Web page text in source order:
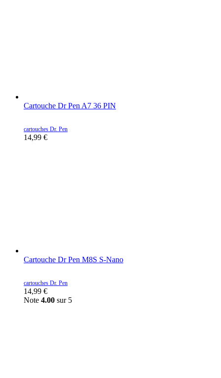
Cartouche Dr Pen A7 36 PIN
cartouches Dr. Pen
14,99 €
Cartouche Dr Pen M8S S-Nano
cartouches Dr. Pen
14,99 €
Note 4.00 sur 5